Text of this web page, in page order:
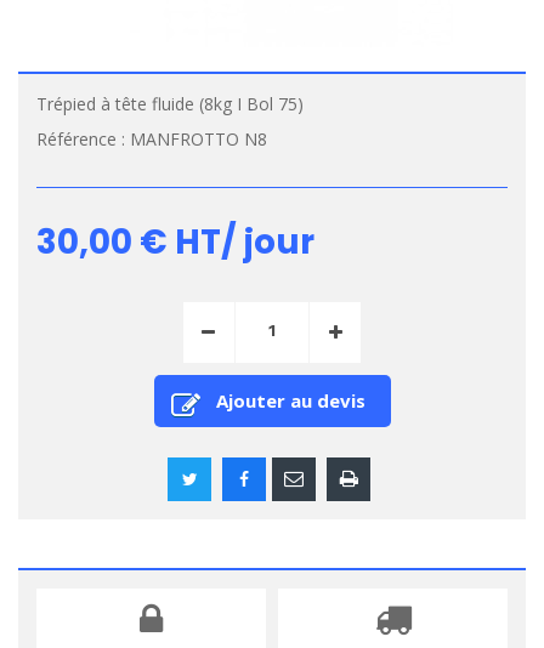
Trépied à tête fluide (8kg I Bol 75)
Référence : MANFROTTO N8
30,00 € HT/ jour
Ajouter au devis